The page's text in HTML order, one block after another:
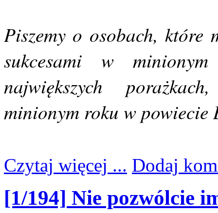
Piszemy o osobach, które
sukcesami w
największych
minionym roku w powiecie
Czytaj więcej ... Dodaj
[1/194] Nie pozwólcie